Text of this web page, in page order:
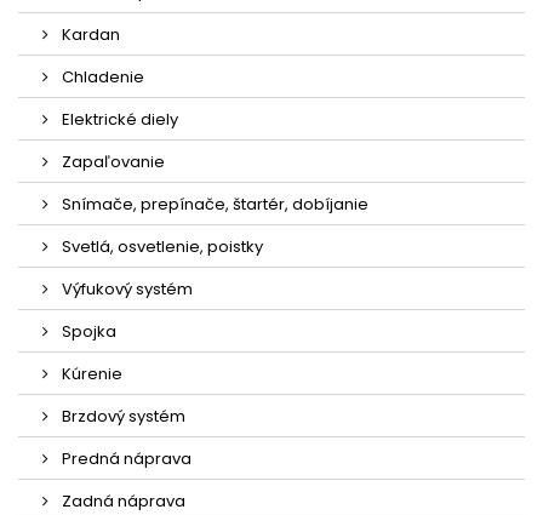
Kardan
Chladenie
Elektrické diely
Zapaľovanie
Snímače, prepínače, štartér, dobíjanie
Svetlá, osvetlenie, poistky
Výfukový systém
Spojka
Kúrenie
Brzdový systém
Predná náprava
Zadná náprava